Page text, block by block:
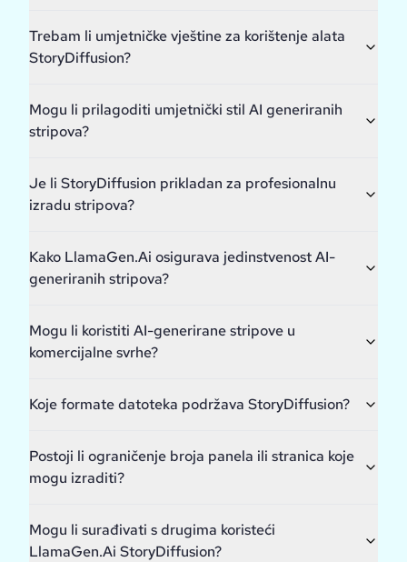
Trebam li umjetničke vještine za korištenje alata
StoryDiffusion?
Mogu li prilagoditi umjetnički stil AI generiranih
stripova?
Je li StoryDiffusion prikladan za profesionalnu
izradu stripova?
Kako LlamaGen.Ai osigurava jedinstvenost AI-
generiranih stripova?
Mogu li koristiti AI-generirane stripove u
komercijalne svrhe?
Koje formate datoteka podržava StoryDiffusion?
Postoji li ograničenje broja panela ili stranica koje
mogu izraditi?
Mogu li surađivati s drugima koristeći
LlamaGen.Ai StoryDiffusion?